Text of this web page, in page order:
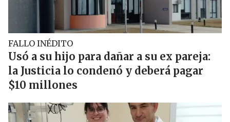
FALLO INÉDITO
Usó a su hijo para dañar a su ex pareja:
la Justicia lo condenó y deberá pagar
$10 millones